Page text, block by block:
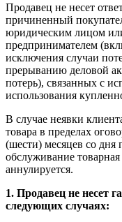
Продавец не несет
причиненный
юридическим лицом
предпринимателем
исключения случаи
прерыванию деловой
потерь), связанных с
использования
В случае неявки
товара в пределах
(шести) месяцев со дня
обслуживание
аннулируется.
1. Продавец не несет
следующих случаях: